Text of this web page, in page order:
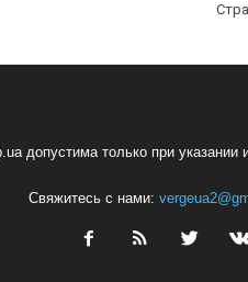
допустима только при
Свяжитесь с нами: